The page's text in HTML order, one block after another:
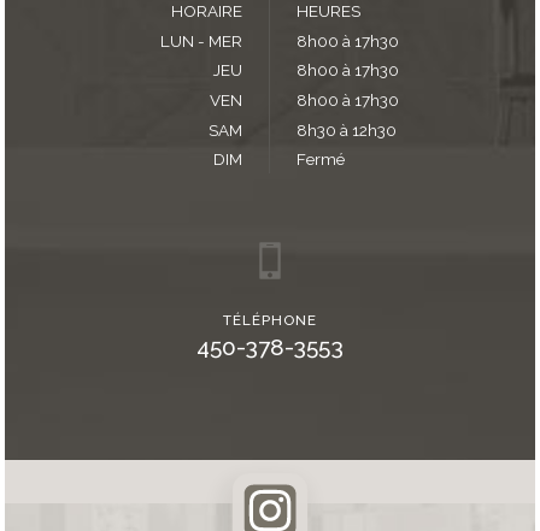
HORAIRE
HEURES
LUN - MER
8h00 à 17h30
JEU
8h00 à 17h30
VEN
8h00 à 17h30
SAM
8h30 à 12h30
DIM
Fermé
TÉLÉPHONE
450-378-3553